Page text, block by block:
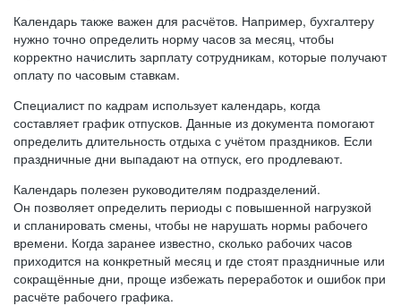
Календарь также важен для расчётов. Например, бухгалтеру
нужно точно определить норму часов за месяц, чтобы
корректно начислить зарплату сотрудникам, которые получают
оплату по часовым ставкам.
Специалист по кадрам использует календарь, когда
составляет график отпусков. Данные из документа помогают
определить длительность отдыха с учётом праздников. Если
праздничные дни выпадают на отпуск, его продлевают.
Календарь полезен руководителям подразделений.
Он позволяет определить периоды с повышенной нагрузкой
и спланировать смены, чтобы не нарушать нормы рабочего
времени. Когда заранее известно, сколько рабочих часов
приходится на конкретный месяц и где стоят праздничные или
сокращённые дни, проще избежать переработок и ошибок при
расчёте рабочего графика.